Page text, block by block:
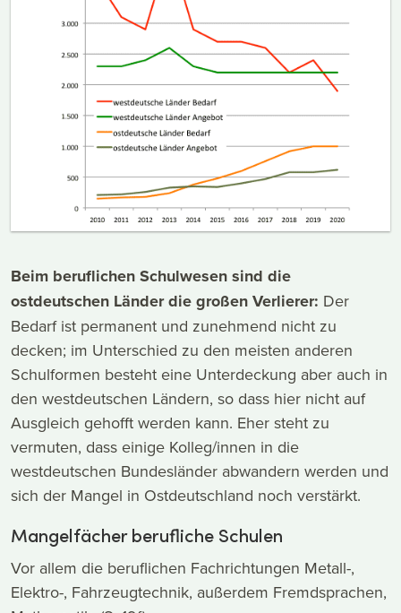
Beim beruflichen Schulwesen sind die
ostdeutschen Länder die großen Verlierer: Der
Bedarf ist permanent und zunehmend nicht zu
decken; im Unterschied zu den meisten anderen
Schulformen besteht eine Unterdeckung aber auch in
den westdeutschen Ländern, so dass hier nicht auf
Ausgleich gehofft werden kann. Eher steht zu
vermuten, dass einige Kolleg/innen in die
westdeutschen Bundesländer abwandern werden und
sich der Mangel in Ostdeutschland noch verstärkt.
Mangelfächer berufliche Schulen
Vor allem die beruflichen Fachrichtungen Metall-,
Elektro-, Fahrzeugtechnik, außerdem Fremdsprachen,